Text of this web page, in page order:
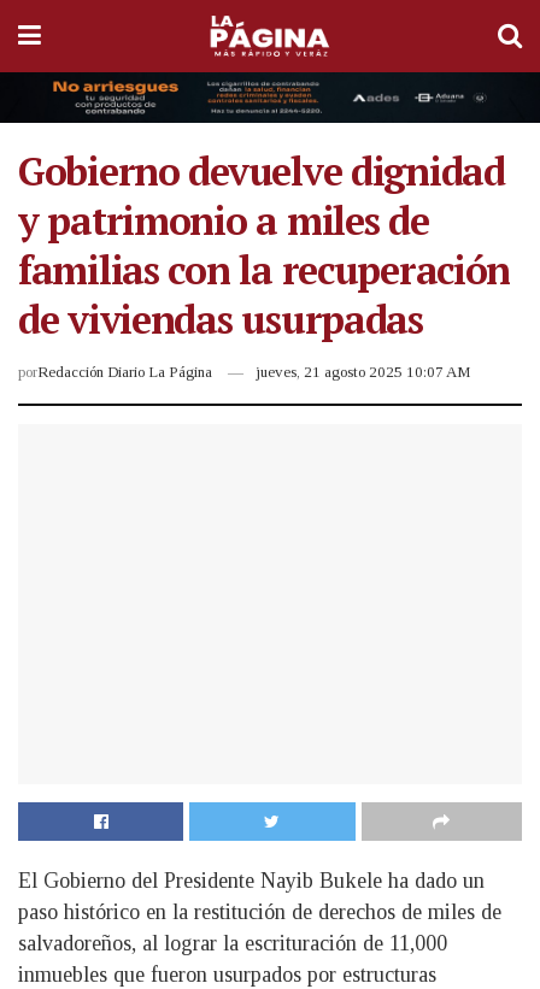
Gobierno devuelve dignidad
y patrimonio a miles de
familias con la recuperación
de viviendas usurpadas
porRedacción Diario La Página jueves, 21 agosto 2025 10:07 AM
El Gobierno del Presidente Nayib Bukele ha dado un
paso histórico en la restitución de derechos de miles de
salvadoreños, al lograr la escrituración de 11,000
inmuebles que fueron usurpados por estructuras